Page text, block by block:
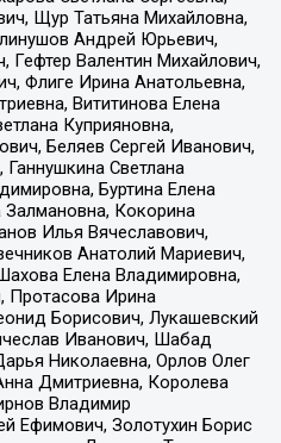
Щур Татьяна Михайловна,
Андрей Юрьевич,
Гефтер Валентин Михайлович,
Флиге Ирина Анатольевна,
Вититинова Елена
Куприяновна,
Беляев Сергей Иванович,
Светлана
Буртина Елена
Кокорина
Илья Вячеславович,
Анатолий Мариевич,
Елена Владимировна,
Протасова Ирина
Борисович, Лукашевский
Иванович, Шабад
Николаевна, Орлов Олег
Дмитриевна, Королева
Владимир
Ефимович, Золотухин Борис